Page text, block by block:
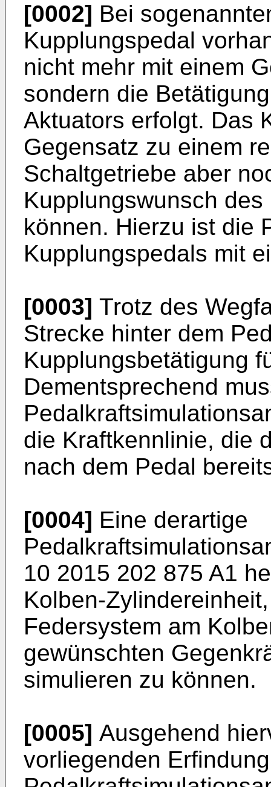
[0002] Bei
Kupplungspedal
nicht mehr mit einem
sondern die
Aktuators erfolgt. Das
Gegensatz zu einem
Schaltgetriebe aber
Kupplungswunsch
können. Hierzu ist die
Kupplungspedals mit
[0003] Trotz des
Strecke hinter dem
Kupplungsbetätigung
Dementsprechend
die Kraftkennlinie, die
nach dem Pedal
[0004] Eine derartige
10 2015 202 875 A1
Kolben-
Federsystem am
gewünschten
simulieren zu können.
[0005] Ausgehend
vorliegenden